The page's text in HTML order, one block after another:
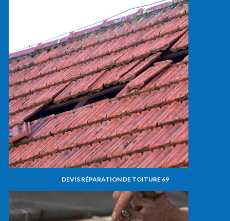
DEVIS RÉPARATION DE TOITURE 69